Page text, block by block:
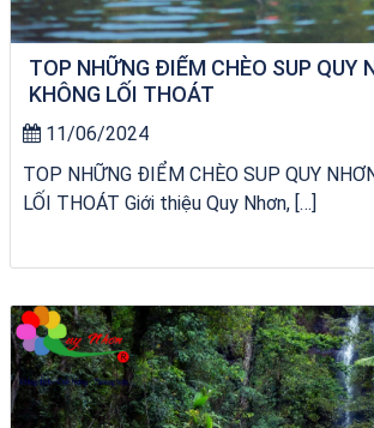
TOP NHỮNG ĐIỂM CHÈO SUP QUY
KHÔNG LỐI THOÁT
11/06/2024
TOP NHỮNG ĐIỂM CHÈO SUP QUY
LỐI THOÁT Giới thiệu Quy Nhơn, […]
bãi tắm Quy Nhơn